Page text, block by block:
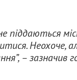
піддаються
Неохоче,
– зазначив